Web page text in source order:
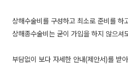
상해수술비를 구성하고 최소로 준비를 하
상해종수술비는 굳이 가입을 하지 않으셔
부담없이 보다 자세한 안내(제안서)를 받